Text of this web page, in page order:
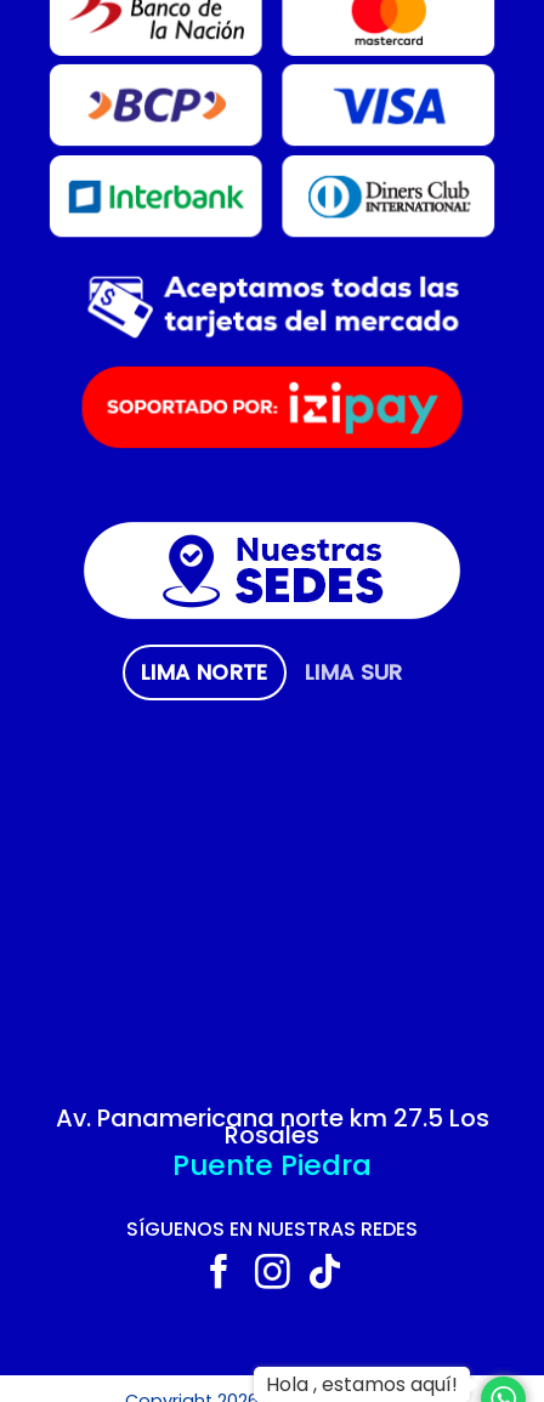
LIMA NORTE LIMA SUR
Av. Panamericana norte km 27.5 Los
Rosales
Puente Piedra
SÍGUENOS EN NUESTRAS REDES
Hola , estamos aquí!